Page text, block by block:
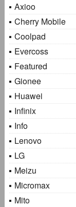
Axioo
Cherry Mobile
Coolpad
Evercoss
Featured
Gionee
Huawei
Infinix
Info
Lenovo
LG
Meizu
Micromax
Mito